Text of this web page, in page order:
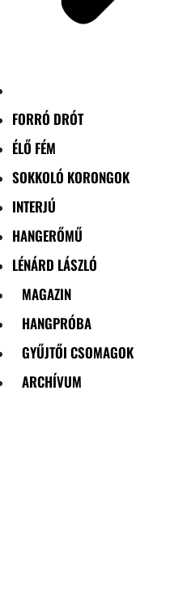
FORRÓ DRÓT
ÉLŐ FÉM
SOKKOLÓ KORONGOK
INTERJÚ
HANGERŐMŰ
LÉNÁRD LÁSZLÓ
MAGAZIN
HANGPRÓBA
GYŰJTŐI CSOMAGOK
ARCHÍVUM